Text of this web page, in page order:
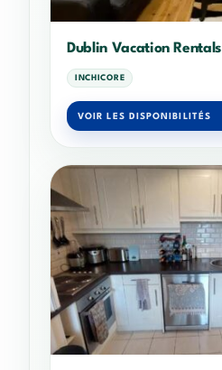
Dublin Vacation Rentals
INCHICORE
VOIR LES DISPONIBILITÉS